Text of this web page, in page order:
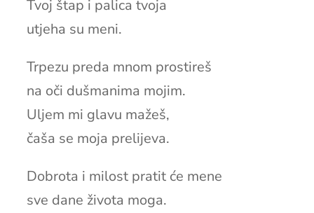
Tvoj štap i palica tvoja
utjeha su meni.
Trpezu preda mnom prostireš
na oči dušmanima mojim.
Uljem mi glavu mažeš,
čaša se moja prelijeva.
Dobrota i milost pratit će mene
sve dane života moga.